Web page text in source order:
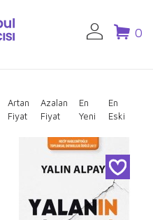
0
Artan
Fiyat
Azalan
Fiyat
En
Yeni
En
Eski